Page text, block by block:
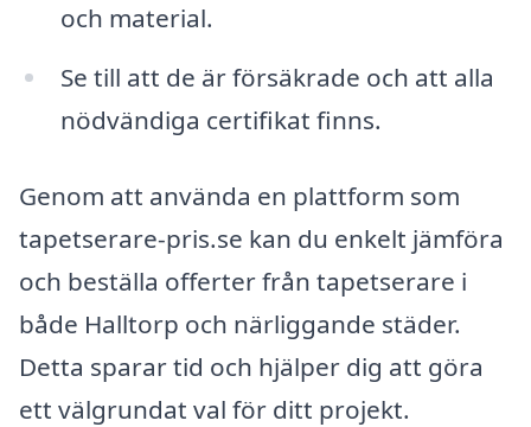
och material.
Se till att de är försäkrade och att alla
nödvändiga certifikat finns.
Genom att använda en plattform som
tapetserare-pris.se kan du enkelt jämföra
och beställa offerter från tapetserare i
både Halltorp och närliggande städer.
Detta sparar tid och hjälper dig att göra
ett välgrundat val för ditt projekt.